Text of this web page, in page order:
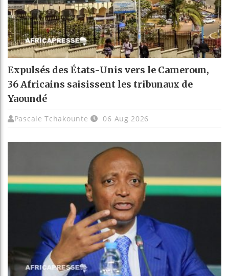
Expulsés des États-Unis vers le Cameroun,
36 Africains saisissent les tribunaux de
Yaoundé
Pascale Tchakounte 06 Aug 2026